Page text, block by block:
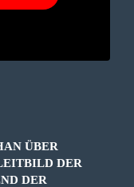
ÜBER
DER
DER